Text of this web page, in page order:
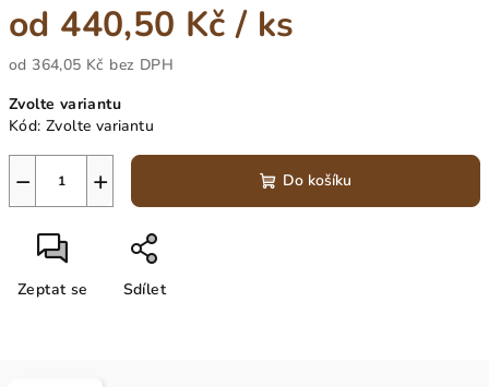
od 440,50 Kč / ks
od 364,05 Kč bez DPH
cena:
Zvolte variantu
Kód: Zvolte variantu
+
− Do košíku
Zeptat se Sdílet